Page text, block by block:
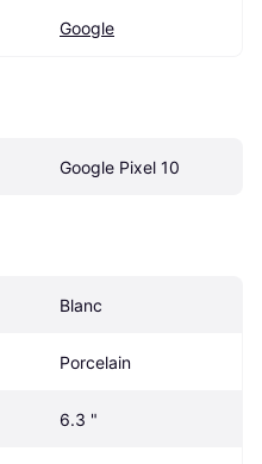
Google
Google Pixel 10
Blanc
Porcelain
6.3 "